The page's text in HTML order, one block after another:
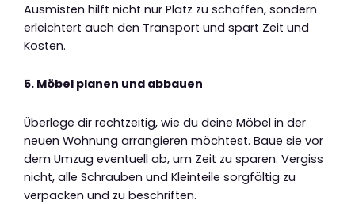
Ausmisten hilft nicht nur Platz zu schaffen, sondern
erleichtert auch den Transport und spart Zeit und
Kosten.
5. Möbel planen und abbauen
Überlege dir rechtzeitig, wie du deine Möbel in der
neuen Wohnung arrangieren möchtest. Baue sie vor
dem Umzug eventuell ab, um Zeit zu sparen. Vergiss
nicht, alle Schrauben und Kleinteile sorgfältig zu
verpacken und zu beschriften.